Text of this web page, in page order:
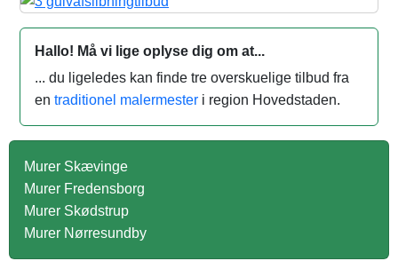
Hallo! Må vi lige oplyse dig om at...
... du ligeledes kan finde tre overskuelige tilbud fra
en traditionel malermester i region Hovedstaden.
Murer Skævinge
Murer Fredensborg
Murer Skødstrup
Murer Nørresundby